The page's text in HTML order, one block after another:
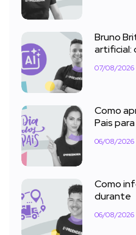
Bruno
artificial:
07/08/2026
Como
Pais para
06/08/2026
Como
durante
06/08/2026